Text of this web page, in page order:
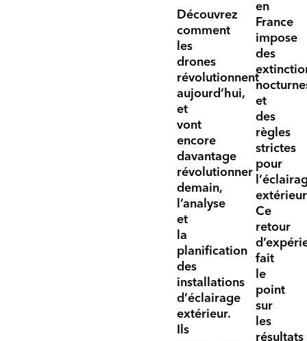
Découvrez
comment
les
drones
révolutionnent
aujourd’hui,
et
vont
encore
davantage
révolutionner
demain,
l’analyse
et
la
planification
des
installations
d’éclairage
extérieur.
Ils
en
France
impose
des
et
des
règles
strictes
pour
Ce
retour
fait
le
point
sur
les
résultats